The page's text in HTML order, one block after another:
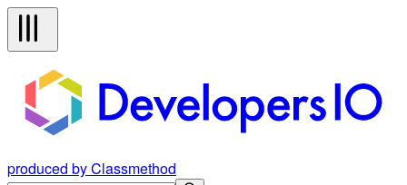
produced by Classmethod